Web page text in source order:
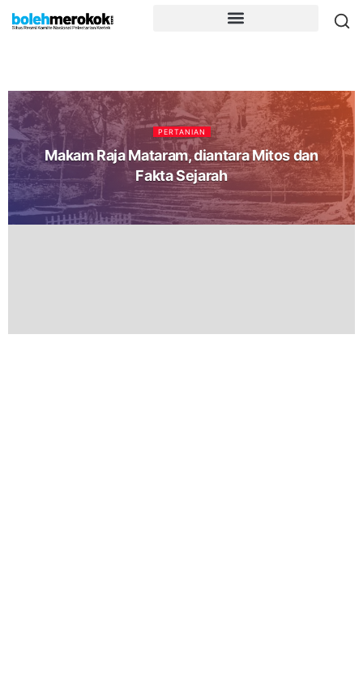
PERTANIAN
Makam Raja Mataram, diantara Mitos dan
Fakta Sejarah